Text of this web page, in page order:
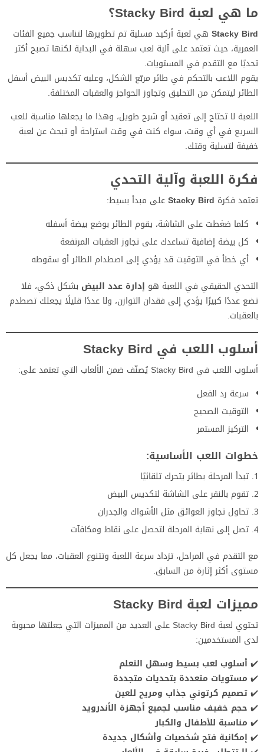
ما هي لعبة Stacky Bird؟
Stacky Bird هي لعبة أركيد مسلية تم تطويرها لتناسب جميع الفئات
العمرية، حيث تعتمد على آلية لعب سهلة في البداية لكنها تصبح أكثر
تحديًا مع التقدم في المستويات.
يقوم اللاعب بالتحكم في طائر مربّع الشكل، وعليه تكديس البيض أسفل
الطائر ليتمكن من التحليق وتجاوز الحواجز والعقبات المختلفة.
اللعبة لا تحتاج إلى تعقيد أو شرح طويل، وهذا ما يجعلها مناسبة للعب
السريع في أي وقت، سواء كنت في وقت استراحة أو تبحث عن لعبة
خفيفة لتسلية وقتك.
فكرة اللعبة وآلية التحدي
تعتمد فكرة Stacky Birdعلى مبدأ بسيط:
كلما ضغطت على الشاشة، يقوم الطائر بوضع بيضة أسفله
كل بيضة إضافية تساعدك على تجاوز العقبات المرتفعة
أي خطأ في التوقيت قد يؤدي إلى اصطدام الطائر أو سقوطه
التحدي الحقيقي في اللعبة هو إدارة عدد البيض بشكل ذكي، فلا
تضع عددًا كبيرًا يؤدي إلى فقدان التوازن، ولا عددًا قليلًا يجعلك تصطدم
بالعقبات.
أسلوب اللعب في Stacky Bird
أسلوب اللعب في Stacky Bird يُصنّف ضمن الألعاب التي تعتمد على:
سرعة رد الفعل
التوقيت الصحيح
التركيز المستمر
خطوات اللعب الأساسية:
تبدأ المرحلة بطائر يتحرك تلقائيًا
تقوم بالنقر على الشاشة لتكديس البيض
تحاول تجاوز العوائق مثل الأشواك والجدران
تصل إلى نهاية المرحلة لتحصل على نقاط ومكافآت
مع التقدم في المراحل، تزداد سرعة اللعبة وتتنوع العقبات، مما يجعل كل
مستوى أكثر إثارة من السابق.
مميزات لعبة Stacky Bird
تحتوي لعبة Stacky Bird على العديد من المميزات التي جعلتها محبوبة
لدى المستخدمين:
✔️ أسلوب لعب بسيط وسهل التعلم
✔️ مستويات متعددة بتحديات متجددة
✔️تصميم كرتوني جذاب ومريح للعين
✔️ حجم خفيف مناسب لجميع أجهزة الأندرويد
✔️ مناسبة للأطفال والكبار
✔️ إمكانية فتح شخصيات وأشكال جديدة